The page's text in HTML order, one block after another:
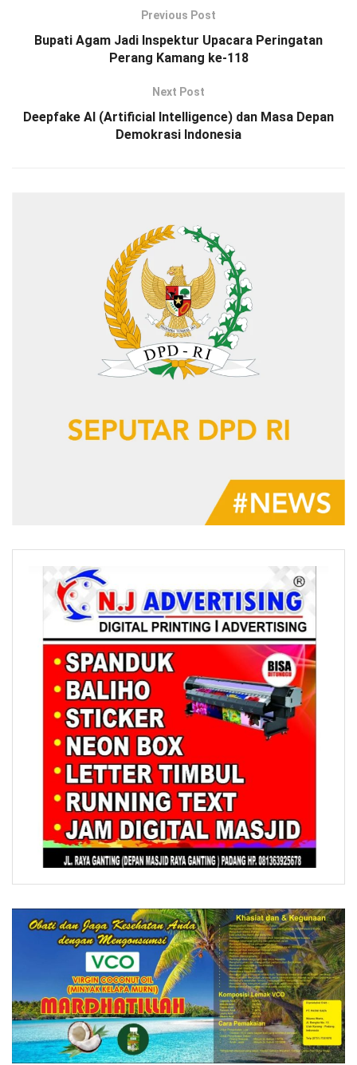
Previous Post
Bupati Agam Jadi Inspektur Upacara Peringatan
Perang Kamang ke-118
Next Post
Deepfake AI (Artificial Intelligence) dan Masa Depan
Demokrasi Indonesia